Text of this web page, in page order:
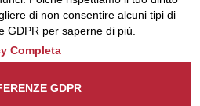
reclami/ .
di non consentire alcuni tipi di
GDPR per saperne di più.
Completa
GDPR